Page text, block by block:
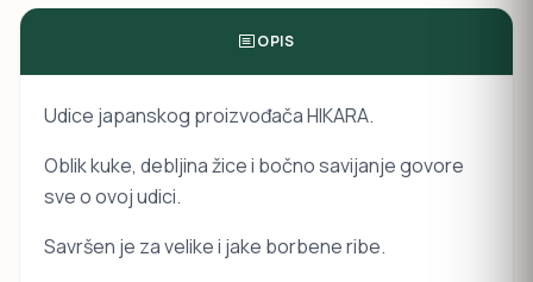
OPIS
Udice japanskog proizvođača HIKARA.
Oblik kuke, debljina žice i bočno savijanje govore
sve o ovoj udici.
Savršen je za velike i jake borbene ribe.